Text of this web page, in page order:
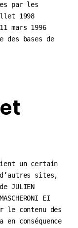
par les
1998
mars 1996
bases de
un certain
sites,
JULIEN
EI
contenu des
conséquence